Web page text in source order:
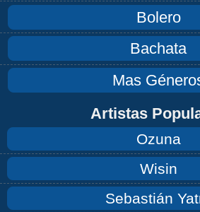
Bolero
Bachata
Mas
Artistas
Ozuna
Wisin
Sebastián